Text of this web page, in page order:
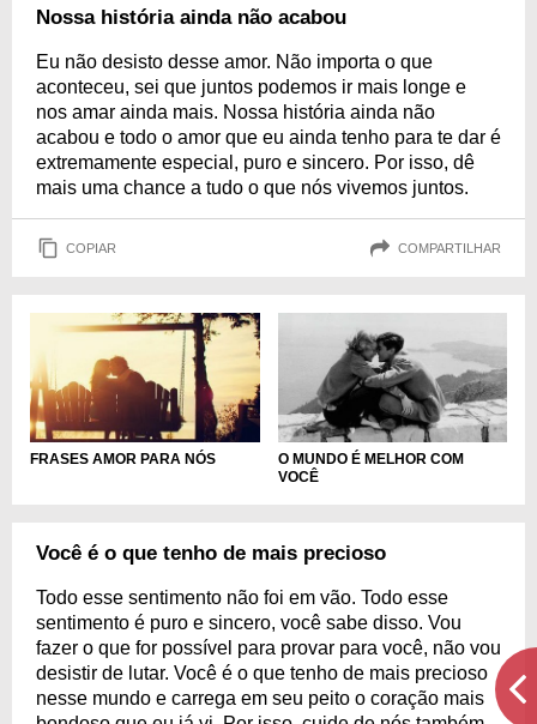
Nossa história ainda não acabou
Eu não desisto desse amor. Não importa o que
aconteceu, sei que juntos podemos ir mais longe e
nos amar ainda mais. Nossa história ainda não
acabou e todo o amor que eu ainda tenho para te dar é
extremamente especial, puro e sincero. Por isso, dê
mais uma chance a tudo o que nós vivemos juntos.
COPIAR COMPARTILHAR
FRASES AMOR PARA NÓS
O MUNDO É MELHOR COM
VOCÊ
Você é o que tenho de mais precioso
Todo esse sentimento não foi em vão. Todo esse
sentimento é puro e sincero, você sabe disso. Vou
fazer o que for possível para provar para você, não vou
desistir de lutar. Você é o que tenho de mais precioso
nesse mundo e carrega em seu peito o coração mais